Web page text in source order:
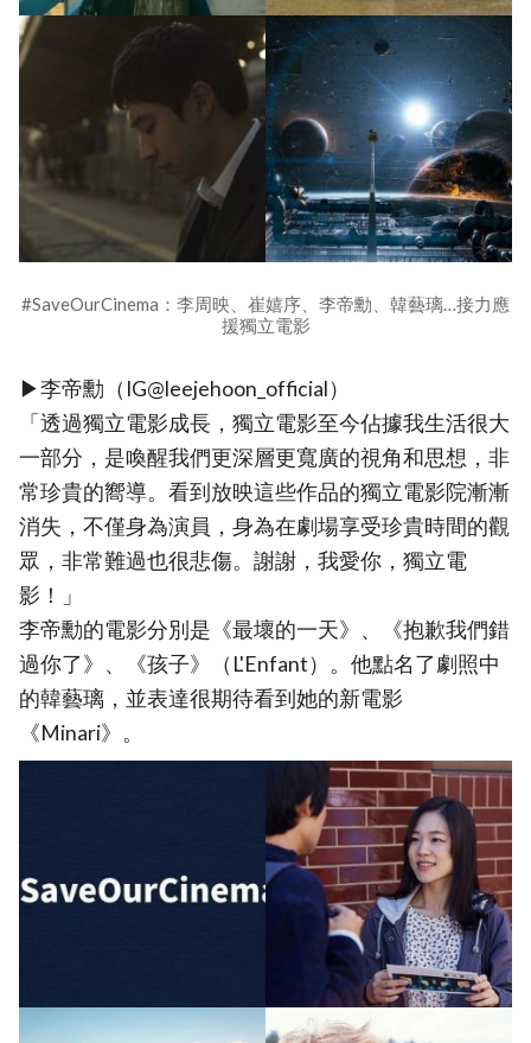
#SaveOurCinema：李周映、崔嬉序、李帝勳、韓藝璃…接力應
援獨立電影
▶李帝勳（IG@leejehoon_official）
「透過獨立電影成長，獨立電影至今佔據我生活很大
一部分，是喚醒我們更深層更寬廣的視角和思想，非
常珍貴的嚮導。看到放映這些作品的獨立電影院漸漸
消失，不僅身為演員，身為在劇場享受珍貴時間的觀
眾，非常難過也很悲傷。謝謝，我愛你，獨立電
影！」
李帝勳的電影分別是《最壞的一天》、《抱歉我們錯
過你了》、《孩子》（L'Enfant）。他點名了劇照中
的韓藝璃，並表達很期待看到她的新電影
《Minari》。